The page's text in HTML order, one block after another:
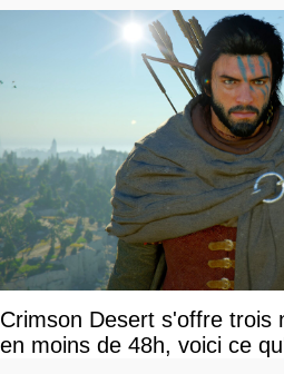
Crimson Desert s'offre trois
en moins de 48h, voici ce